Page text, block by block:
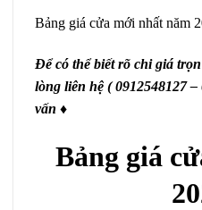
Bảng giá cửa mới nhất năm
Để có thể biết rõ chi giá
lòng liên hệ ( 0912548127
vấn ♦
Bảng giá